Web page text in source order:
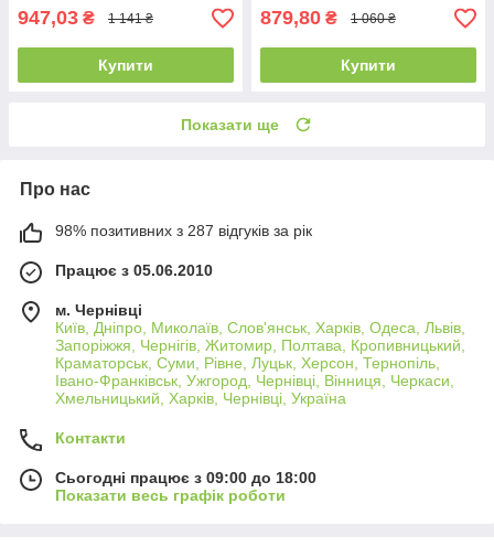
947,03 ₴ 1 141 ₴
Купити
879,80 ₴ 1 060 ₴
Купити
Показати ще
Про нас
98% позитивних з 287 відгуків за рік
Працює з 05.06.2010
м. Чернівці
Київ, Дніпро, Миколаїв, Слов'янськ, Харків, Одеса, Львів,
Запоріжжя, Чернігів, Житомир, Полтава, Кропивницький,
Краматорськ, Суми, Рівне, Луцьк, Херсон, Тернопіль,
Івано-Франківськ, Ужгород, Чернівці, Вінниця, Черкаси,
Хмельницький, Харків, Чернівці, Україна
Контакти
Сьогодні працює з 09:00 до 18:00
Показати весь графік роботи